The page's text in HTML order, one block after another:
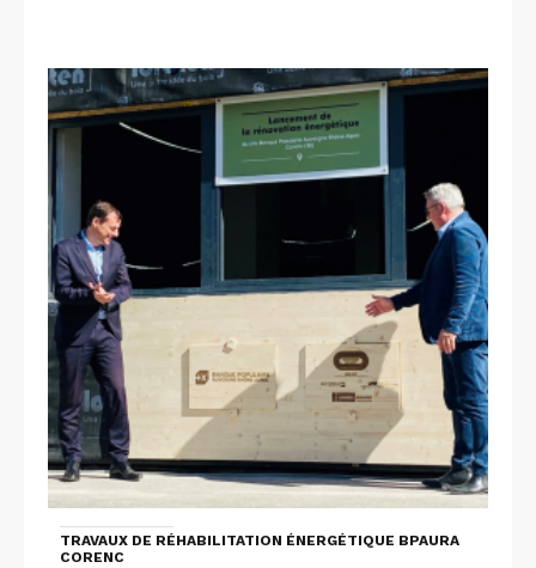
TRAVAUX DE RÉHABILITATION ÉNERGÉTIQUE BPAURA
CORENC